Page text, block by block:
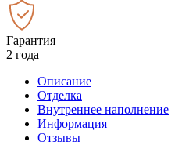
Гарантия
2 года
Описание
Отделка
Внутреннее наполнение
Информация
Отзывы